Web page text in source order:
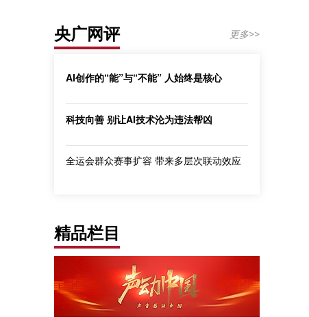
央广网评 更多>>
AI创作的“能”与“不能” 人始终是核心
科技向善 别让AI技术沦为违法帮凶
全运会群众赛事扩容 带来多层次联动效应
精品栏目